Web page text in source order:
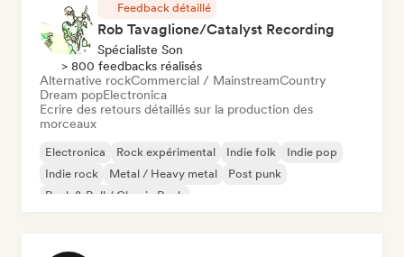
Feedback détaillé
Rob Tavaglione/Catalyst Recording
Spécialiste Son
> 800 feedbacks réalisés
Alternative rockCommercial / MainstreamCountry
Dream popElectronica
Ecrire des retours détaillés sur la production des
morceaux
Electronica Rock expérimental Indie folk
Indie pop
Indie rock
Metal / Heavy metal
Post punk
Rock & Roll / Classic Rock